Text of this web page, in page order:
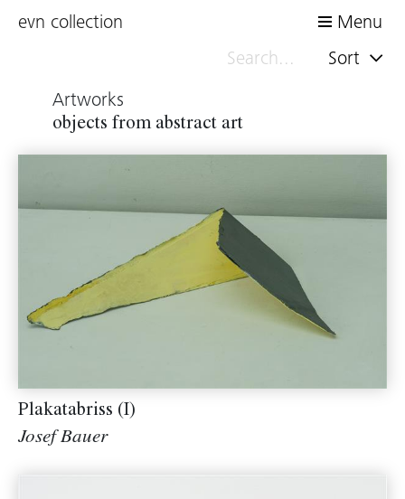
evn collection
Menu
Sort
Artworks
objects from abstract art
Plakatabriss (I)
Josef Bauer